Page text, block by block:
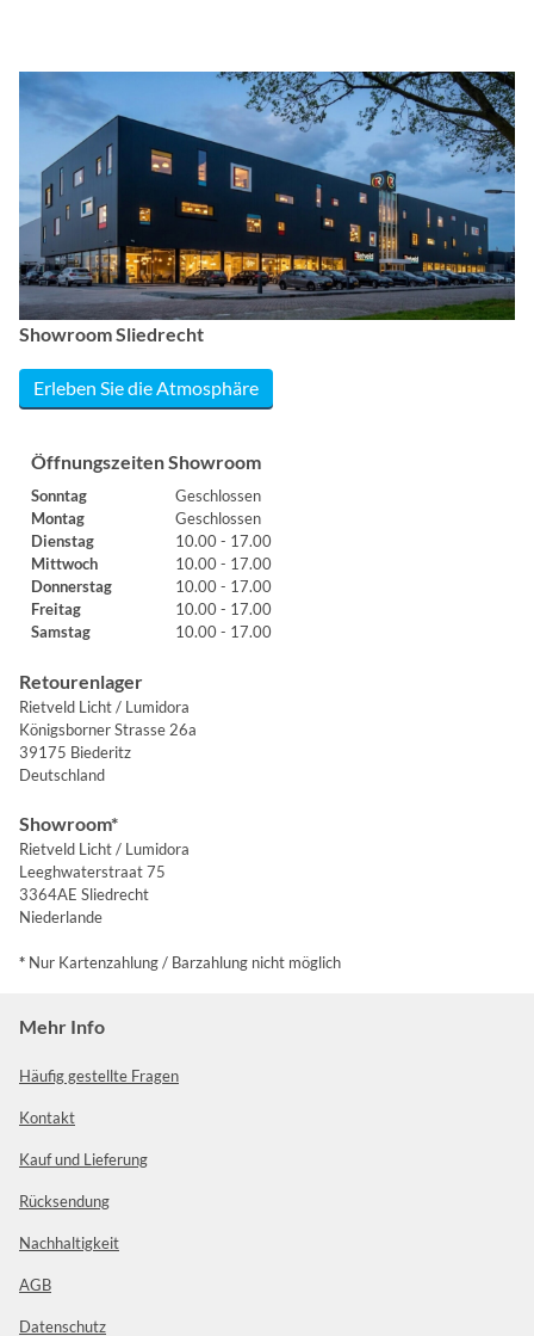
Showroom Sliedrecht
Erleben Sie die Atmosphäre
Öffnungszeiten Showroom
Sonntag
Geschlossen
Montag
Geschlossen
Dienstag
10.00 - 17.00
Mittwoch
10.00 - 17.00
Donnerstag
10.00 - 17.00
Freitag
10.00 - 17.00
Samstag
10.00 - 17.00
Retourenlager
Rietveld Licht / Lumidora
Königsborner Strasse 26a
39175 Biederitz
Deutschland
Showroom*
Rietveld Licht / Lumidora
Leeghwaterstraat 75
3364AE Sliedrecht
Niederlande
* Nur Kartenzahlung / Barzahlung nicht möglich
Mehr Info
Häufig gestellte Fragen
Kontakt
Kauf und Lieferung
Rücksendung
Nachhaltigkeit
AGB
Datenschutz